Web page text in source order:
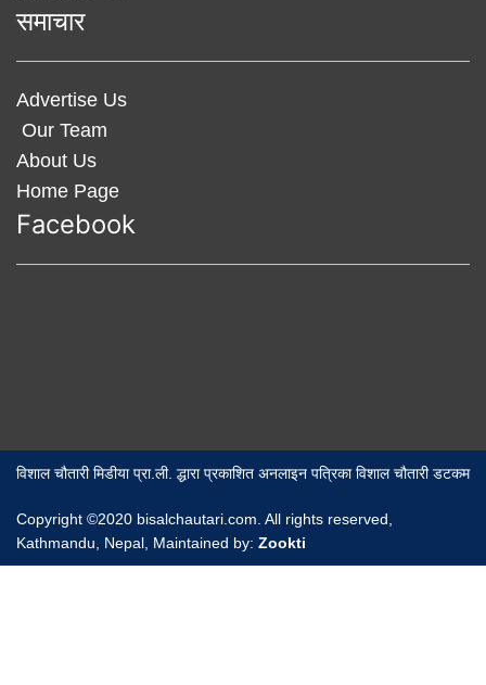
समाचार
Advertise Us
Our Team
About Us
Home Page
Facebook
विशाल चौतारी मिडीया प्रा.ली. द्धारा प्रकाशित अनलाइन पत्रिका विशाल चौतारी डटकम
Copyright ©2020 bisalchautari.com. All rights reserved,
Kathmandu, Nepal, Maintained by: Zookti